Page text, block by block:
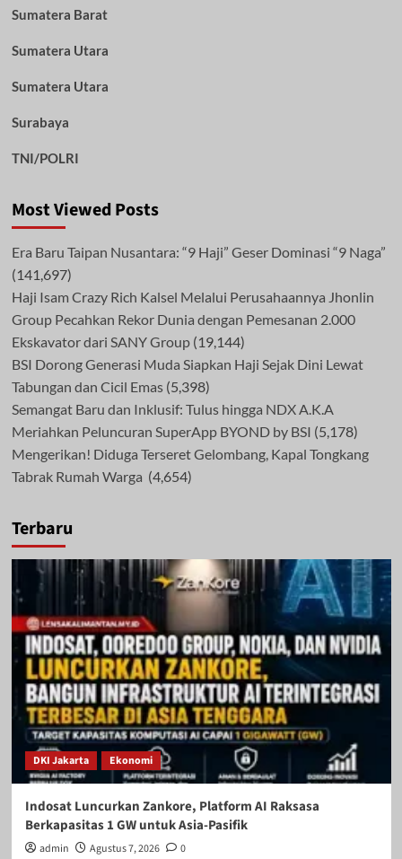
Sumatera Barat
Sumatera Utara
Sumatera Utara
Surabaya
TNI/POLRI
Most Viewed Posts
Era Baru Taipan Nusantara: “9 Haji” Geser Dominasi “9 Naga”
(141,697)
Haji Isam Crazy Rich Kalsel Melalui Perusahaannya Jhonlin
Group Pecahkan Rekor Dunia dengan Pemesanan 2.000
Ekskavator dari SANY Group (19,144)
BSI Dorong Generasi Muda Siapkan Haji Sejak Dini Lewat
Tabungan dan Cicil Emas (5,398)
Semangat Baru dan Inklusif: Tulus hingga NDX A.K.A
Meriahkan Peluncuran SuperApp BYOND by BSI (5,178)
Mengerikan! Diduga Terseret Gelombang, Kapal Tongkang
Tabrak Rumah Warga (4,654)
Terbaru
DKI Jakarta Ekonomi
Indosat Luncurkan Zankore, Platform AI Raksasa
Berkapasitas 1 GW untuk Asia-Pasifik
admin Agustus 7, 2026 0